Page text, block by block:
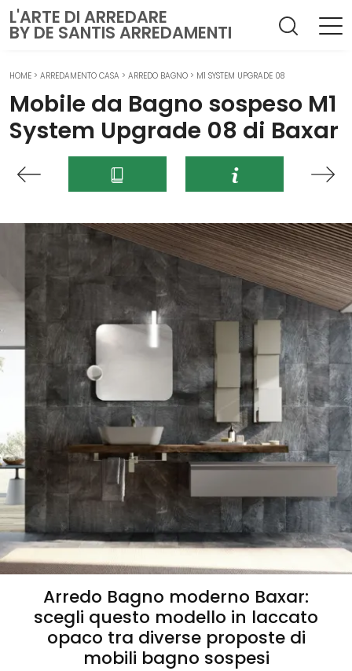
L'ARTE DI ARREDARE
BY DE SANTIS ARREDAMENTI
HOME > ARREDAMENTO CASA > ARREDO BAGNO > M1 SYSTEM UPGRADE 08
Mobile da Bagno sospeso M1
System Upgrade 08 di Baxar
Arredo Bagno moderno Baxar:
scegli questo modello in laccato
opaco tra diverse proposte di
mobili bagno sospesi